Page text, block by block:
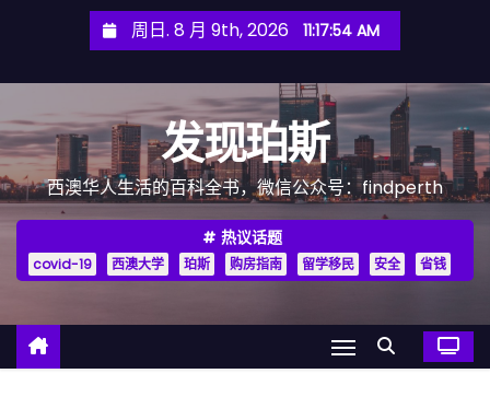
周日. 8 月 9th, 2026 11:17:55 AM
发现珀斯
西澳华人生活的百科全书，微信公众号：findperth
热议话题
covid-19 西澳大学 珀斯 购房指南 留学移民 安全 省钱